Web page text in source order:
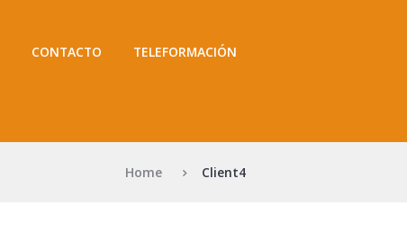
CONTACTO TELEFORMACIÓN
Home Client4